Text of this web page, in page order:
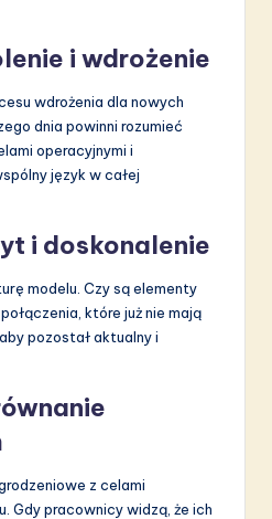
i wdrożenie
wdrożenia dla nowych
dnia powinni rozumieć
operacyjnymi i
język w całej
i doskonalenie
modelu. Czy są elementy
które już nie mają
pozostał aktualny i
z celami
Gdy pracownicy widzą, że ich